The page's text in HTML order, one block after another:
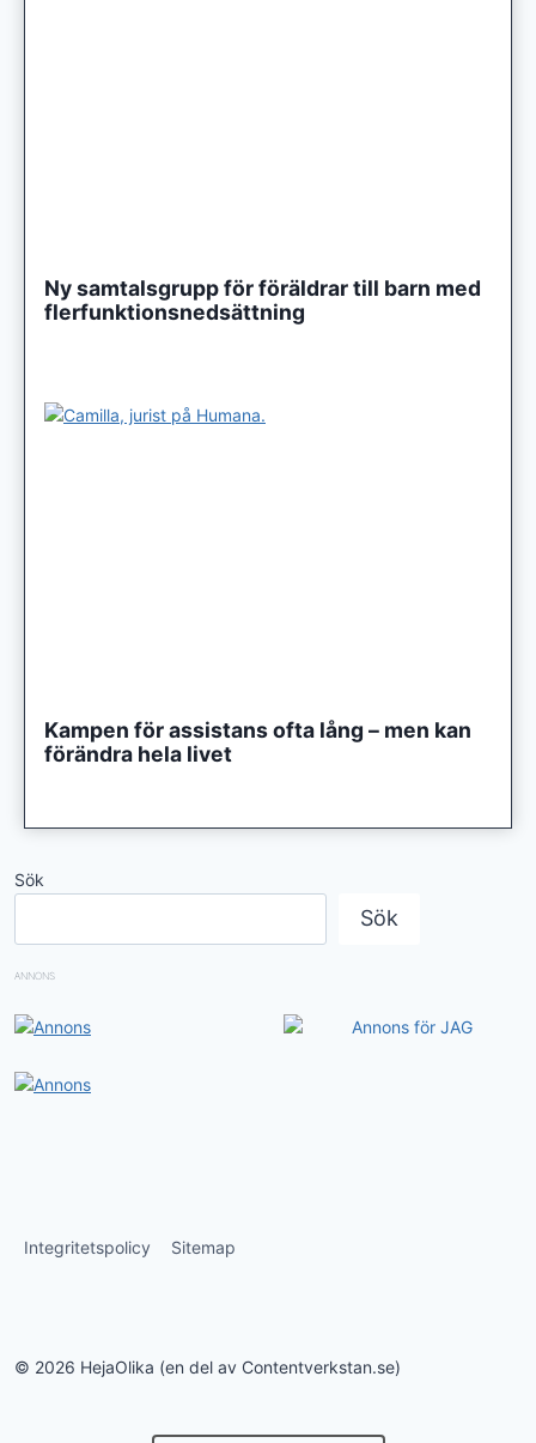
Ny samtalsgrupp för föräldrar till barn med
flerfunktionsnedsättning
Kampen för assistans ofta lång – men kan
förändra hela livet
Sök
Sök
ANNONS
Integritetspolicy Sitemap
© 2026 HejaOlika (en del av Contentverkstan.se)